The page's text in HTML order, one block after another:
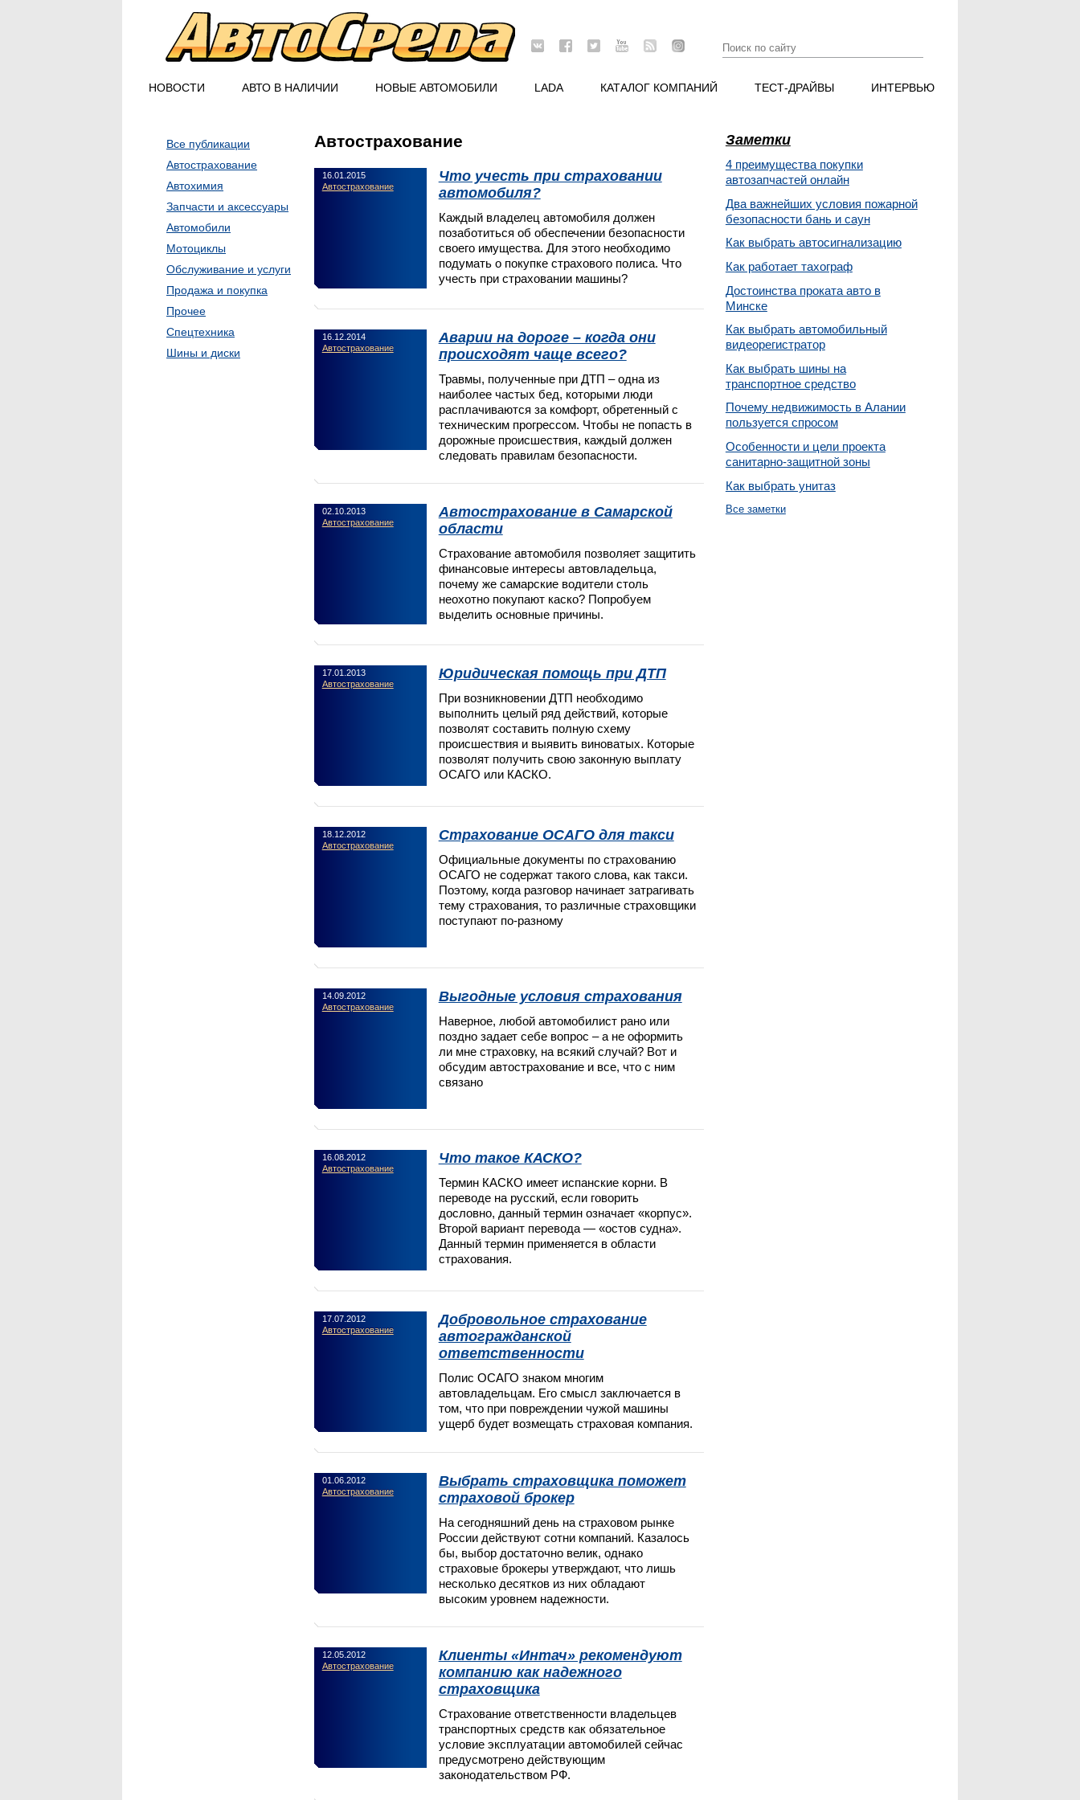
НОВОСТИ АВТО В НАЛИЧИИ НОВЫЕ АВТОМОБИЛИ LADA КАТАЛОГ КОМПАНИЙ ТЕСТ-ДРАЙВЫ ИНТЕРВЬЮ
Все публикации
Автострахование
Автохимия
Запчасти и аксессуары
Автомобили
Мотоциклы
Обслуживание и услуги
Продажа и покупка
Прочее
Спецтехника
Шины и диски
Автострахование
16.01.2015
Автострахование
Что учесть при страховании
автомобиля?
Каждый владелец автомобиля должен
позаботиться об обеспечении безопасности
своего имущества. Для этого необходимо
подумать о покупке страхового полиса. Что
учесть при страховании машины?
16.12.2014
Автострахование
Аварии на дороге – когда они
происходят чаще всего?
Травмы, полученные при ДТП – одна из
наиболее частых бед, которыми люди
расплачиваются за комфорт, обретенный с
техническим прогрессом. Чтобы не попасть в
дорожные происшествия, каждый должен
следовать правилам безопасности.
02.10.2013
Автострахование
Автострахование в Самарской
области
Страхование автомобиля позволяет защитить
финансовые интересы автовладельца,
почему же самарские водители столь
неохотно покупают каско? Попробуем
выделить основные причины.
17.01.2013
Автострахование
Юридическая помощь при ДТП
При возникновении ДТП необходимо
выполнить целый ряд действий, которые
позволят составить полную схему
происшествия и выявить виноватых. Которые
позволят получить свою законную выплату
ОСАГО или КАСКО.
18.12.2012
Автострахование
Страхование ОСАГО для такси
Официальные документы по страхованию
ОСАГО не содержат такого слова, как такси.
Поэтому, когда разговор начинает затрагивать
тему страхования, то различные страховщики
поступают по-разному
14.09.2012
Автострахование
Выгодные условия страхования
Наверное, любой автомобилист рано или
поздно задает себе вопрос – а не оформить
ли мне страховку, на всякий случай? Вот и
обсудим автострахование и все, что с ним
связано
16.08.2012
Автострахование
Что такое КАСКО?
Термин КАСКО имеет испанские корни. В
переводе на русский, если говорить
дословно, данный термин означает «корпус».
Второй вариант перевода — «остов судна».
Данный термин применяется в области
страхования.
17.07.2012
Автострахование
Добровольное страхование
автогражданской
ответственности
Полис ОСАГО знаком многим
автовладельцам. Его смысл заключается в
том, что при повреждении чужой машины
ущерб будет возмещать страховая компания.
01.06.2012
Автострахование
Выбрать страховщика поможет
страховой брокер
На сегодняшний день на страховом рынке
России действуют сотни компаний. Казалось
бы, выбор достаточно велик, однако
страховые брокеры утверждают, что лишь
несколько десятков из них обладают
высоким уровнем надежности.
12.05.2012
Автострахование
Клиенты «Интач» рекомендуют
компанию как надежного
страховщика
Страхование ответственности владельцев
транспортных средств как обязательное
условие эксплуатации автомобилей сейчас
предусмотрено действующим
законодательством РФ.
Заметки
4 преимущества покупки
автозапчастей онлайн
Два важнейших условия пожарной
безопасности бань и саун
Как выбрать автосигнализацию
Как работает тахограф
Достоинства проката авто в
Минске
Как выбрать автомобильный
видеорегистратор
Как выбрать шины на
транспортное средство
Почему недвижимость в Алании
пользуется спросом
Особенности и цели проекта
санитарно-защитной зоны
Как выбрать унитаз
Все заметки